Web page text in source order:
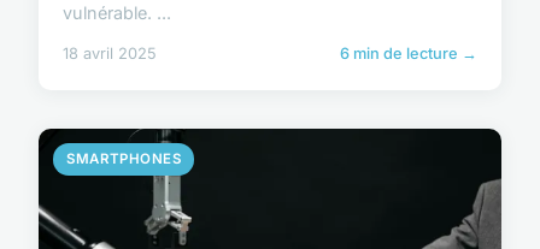
vulnérable. ...
18 avril 2025 6 min de lecture →
SMARTPHONES